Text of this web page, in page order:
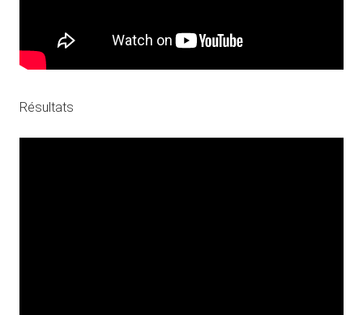
Résultats